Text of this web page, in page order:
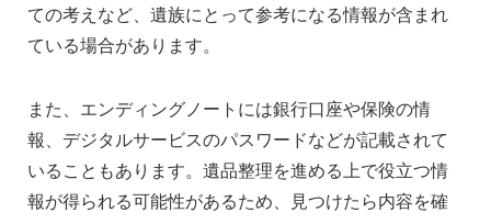
ての考えなど、遺族にとって参考になる情報が含まれ
ている場合があります。
また、エンディングノートには銀行口座や保険の情
報、デジタルサービスのパスワードなどが記載されて
いることもあります。遺品整理を進める上で役立つ情
報が得られる可能性があるため、見つけたら内容を確